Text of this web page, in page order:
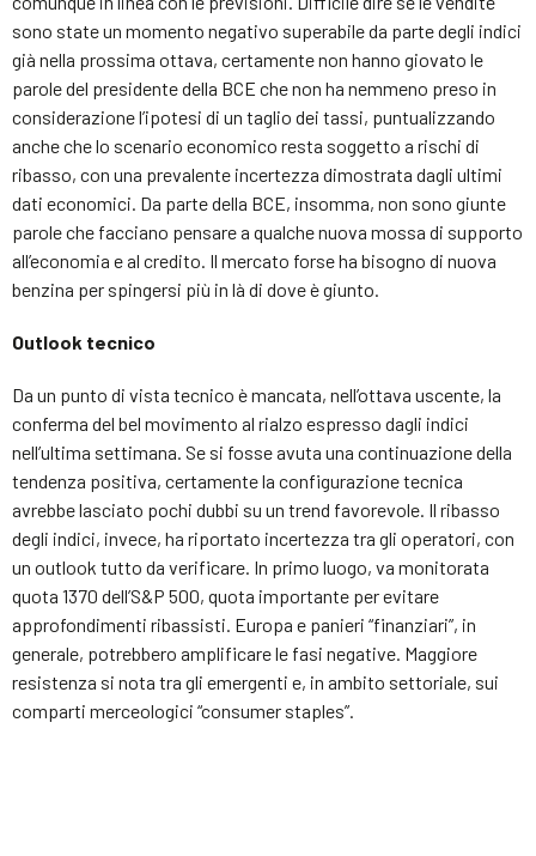
sono state un momento negativo superabile da parte degli indici
già nella prossima ottava, certamente non hanno giovato le
parole del presidente della BCE che non ha nemmeno preso in
considerazione l’ipotesi di un taglio dei tassi, puntualizzando
anche che lo scenario economico resta soggetto a rischi di
ribasso, con una prevalente incertezza dimostrata dagli ultimi
dati economici. Da parte della BCE, insomma, non sono giunte
parole che facciano pensare a qualche nuova mossa di supporto
all’economia e al credito. Il mercato forse ha bisogno di nuova
benzina per spingersi più in là di dove è giunto.
Outlook tecnico
Da un punto di vista tecnico è mancata, nell’ottava uscente, la
conferma del bel movimento al rialzo espresso dagli indici
nell’ultima settimana. Se si fosse avuta una continuazione della
tendenza positiva, certamente la configurazione tecnica
avrebbe lasciato pochi dubbi su un trend favorevole. Il ribasso
degli indici, invece, ha riportato incertezza tra gli operatori, con
un outlook tutto da verificare. In primo luogo, va monitorata
quota 1370 dell’S&P 500, quota importante per evitare
approfondimenti ribassisti. Europa e panieri “finanziari”, in
generale, potrebbero amplificare le fasi negative. Maggiore
resistenza si nota tra gli emergenti e, in ambito settoriale, sui
comparti merceologici “consumer staples”.